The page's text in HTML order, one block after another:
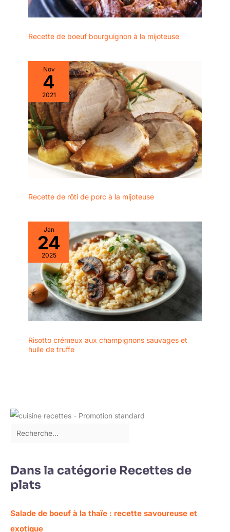
Recette de boeuf bourguignon à la mijoteuse
Nov
4
2021
Recette de rôti de porc à la mijoteuse
Jan
24
2025
Risotto crémeux aux champignons sauvages et
huile de truffe
Dans la catégorie Recettes de
plats
Salade de boeuf à la thaïe : recette savoureuse et
exotique